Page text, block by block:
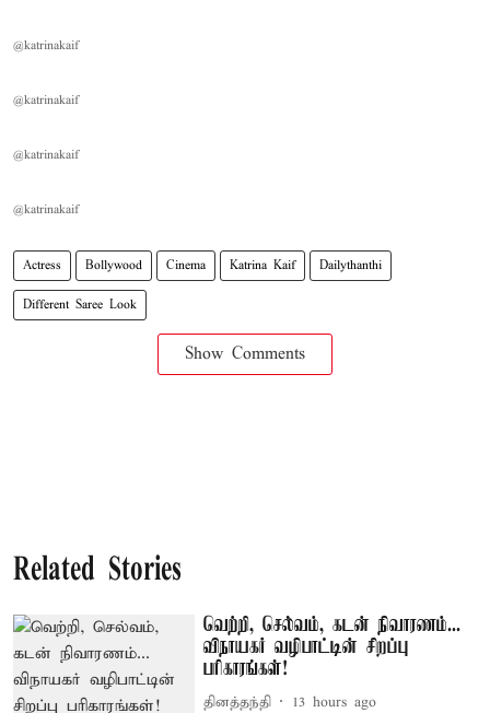
@katrinakaif
@katrinakaif
@katrinakaif
@katrinakaif
Actress Bollywood Cinema Katrina Kaif Dailythanthi
Different Saree Look
Show Comments
Related Stories
வெற்றி, செல்வம், கடன் நிவாரணம்...
விநாயகர் வழிபாட்டின் சிறப்பு
பரிகாரங்கள்!
தினத்தந்தி 13 hours ago